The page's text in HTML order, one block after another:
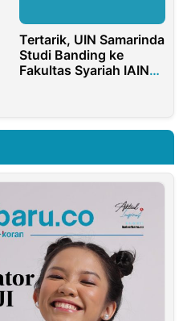
Tertarik, UIN Samarinda
Studi Banding ke
Fakultas Syariah IAIN